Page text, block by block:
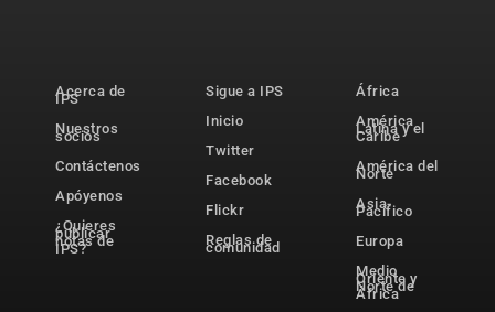
Acerca de
IPS
Nuestros
socios
Contáctenos
Apóyenos
¿Quieres
publicar
notas de
IPS?
Sigue a IPS
Inicio
Twitter
Facebook
Flickr
Reglas de
comunidad
África
América
Latina y el
Caribe
América del
Norte
Asia-
Pacífico
Europa
Medio
Oriente y
Norte de
África